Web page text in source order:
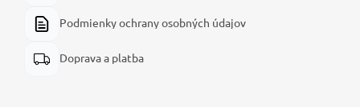
Podmienky ochrany osobných údajov
Doprava a platba